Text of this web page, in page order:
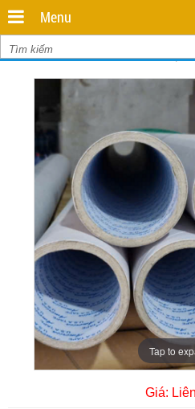
Menu
Ống giấy bột
Tap to
Giá:
70000
VN.
0935
712